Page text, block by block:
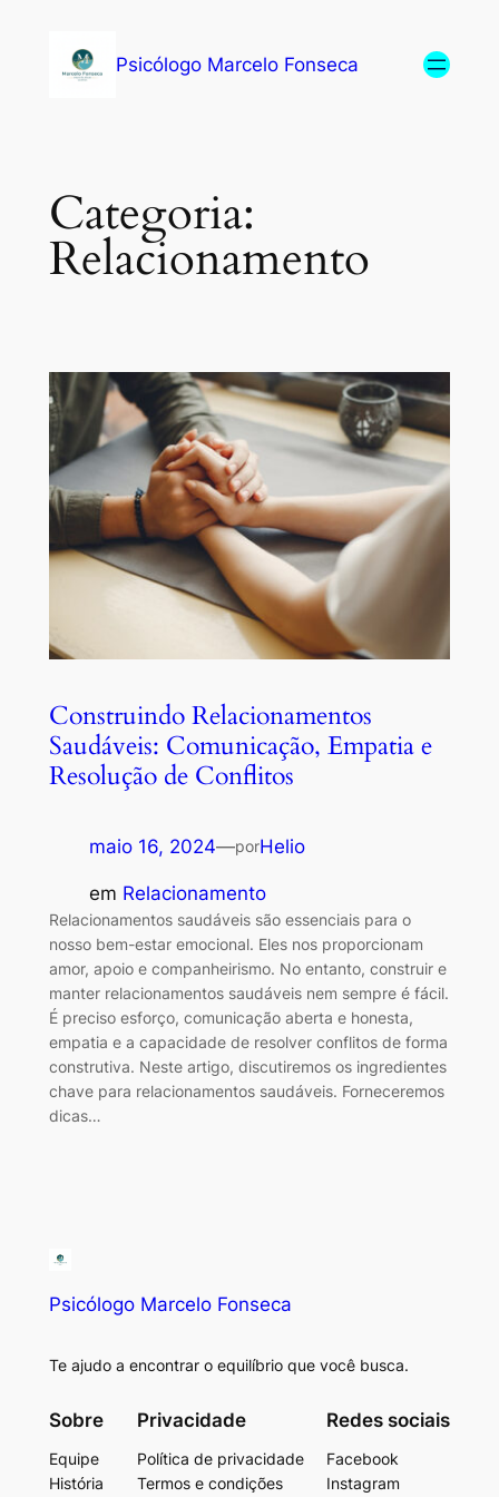
Psicólogo Marcelo Fonseca
Categoria:
Relacionamento
Construindo Relacionamentos
Saudáveis: Comunicação, Empatia e
Resolução de Conflitos
maio 16, 2024—porHelio
em Relacionamento
Relacionamentos saudáveis são essenciais para o
nosso bem-estar emocional. Eles nos proporcionam
amor, apoio e companheirismo. No entanto, construir e
manter relacionamentos saudáveis nem sempre é fácil.
É preciso esforço, comunicação aberta e honesta,
empatia e a capacidade de resolver conflitos de forma
construtiva. Neste artigo, discutiremos os ingredientes
chave para relacionamentos saudáveis. Forneceremos
dicas…
Psicólogo Marcelo Fonseca
Te ajudo a encontrar o equilíbrio que você busca.
Sobre
Equipe
História
Privacidade
Política de privacidade
Termos e condições
Redes sociais
Facebook
Instagram